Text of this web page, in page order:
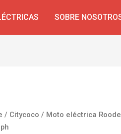
SOBRE
/ Citycoco / Moto eléctrica